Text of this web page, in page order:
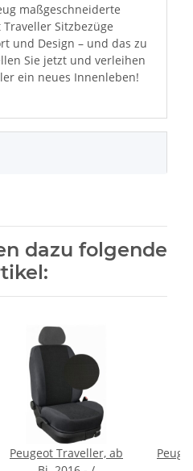
maßgeschneiderte
Sitzbezüge
und Design – und das zu
Sie jetzt und verleihen
ein neues Innenleben!
dazu folgende
Peugeot Traveller, ab